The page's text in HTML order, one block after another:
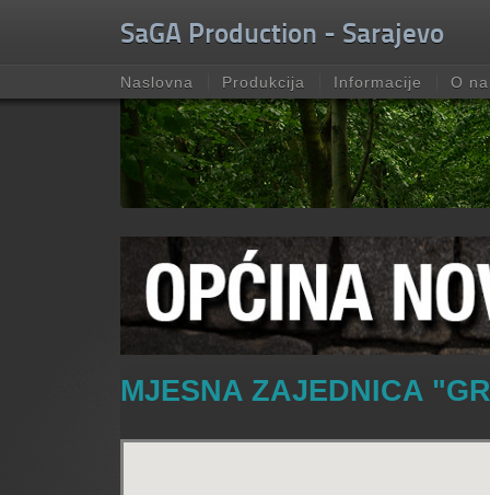
SaGA Production - Sarajevo
Naslovna Produkcija Informacije O
MJESNA ZAJEDNICA